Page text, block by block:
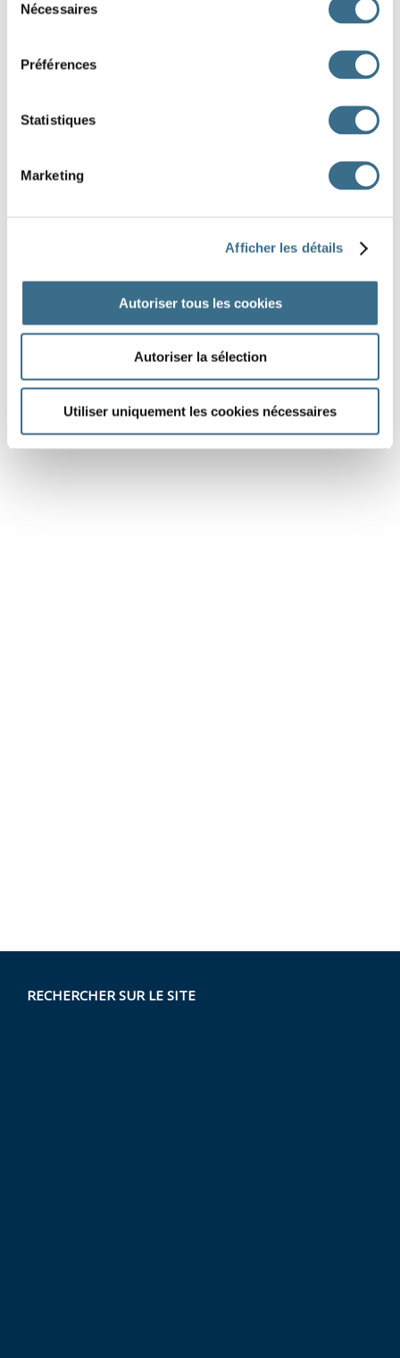
Nécessaires
Préférences
Statistiques
Marketing
Afficher les détails
Autoriser tous les cookies
Autoriser la sélection
Utiliser uniquement les cookies nécessaires
Question 10.
ilsgrand
RECHERCHER SUR LE SITE